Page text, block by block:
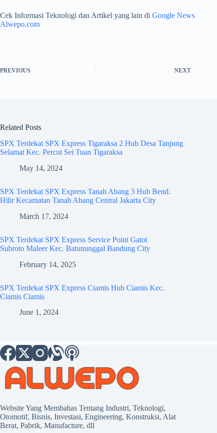
Cek Informasi Teknologi dan Artikel yang lain di Google News
Alwepo.com
PREVIOUS NEXT
Related Posts
SPX Terdekat SPX Express Tigaraksa 2 Hub Desa Tanjung
Selamat Kec. Percut Sei Tuan Tigaraksa
May 14, 2024
SPX Terdekat SPX Express Tanah Abang 3 Hub Bend.
Hilir Kecamatan Tanah Abang Central Jakarta City
March 17, 2024
SPX Terdekat SPX Express Service Point Gatot
Subroto Maleer Kec. Batununggal Bandung City
February 14, 2025
SPX Terdekat SPX Express Ciamis Hub Ciamis Kec.
Ciamis Ciamis
June 1, 2024
Website Yang Membahas Tentang Industri, Teknologi,
Otomotif, Bisnis, Investasi, Engineering, Konstruksi, Alat
Berat, Pabrik, Manufacture, dll